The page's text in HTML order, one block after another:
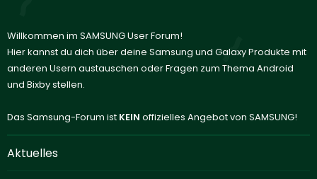
Willkommen im SAMSUNG User Forum!
Hier kannst du dich über deine Samsung und Galaxy Produkte mit
anderen Usern austauschen oder Fragen zum Thema Android
und Bixby stellen.
Das Samsung-Forum ist KEIN offizielles Angebot von SAMSUNG!
Aktuelles